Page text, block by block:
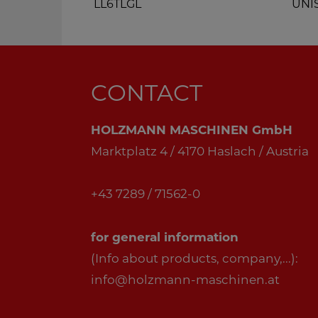
LL6TLGL
CONTACT
HOLZMANN MASCHINEN GmbH
Marktplatz 4 / 4170 Haslach / Austria
+43 7289 / 71562-0
for general information
(Info about products, company,...):
info@holzmann-maschinen.at